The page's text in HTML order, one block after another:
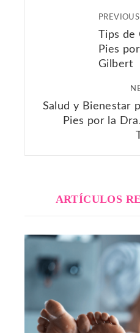
PREVIOUS
Tips de
Pies
Gilbert
Salud y Bienestar
Pies por la
ARTÍCULOS